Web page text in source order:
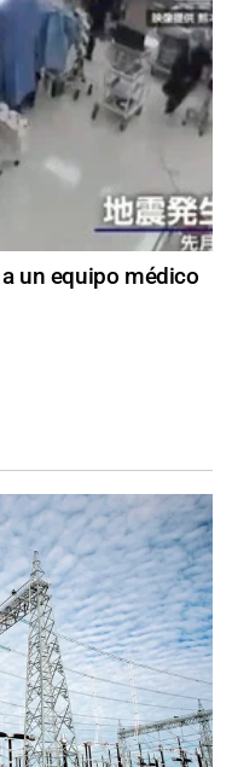
un equipo médico